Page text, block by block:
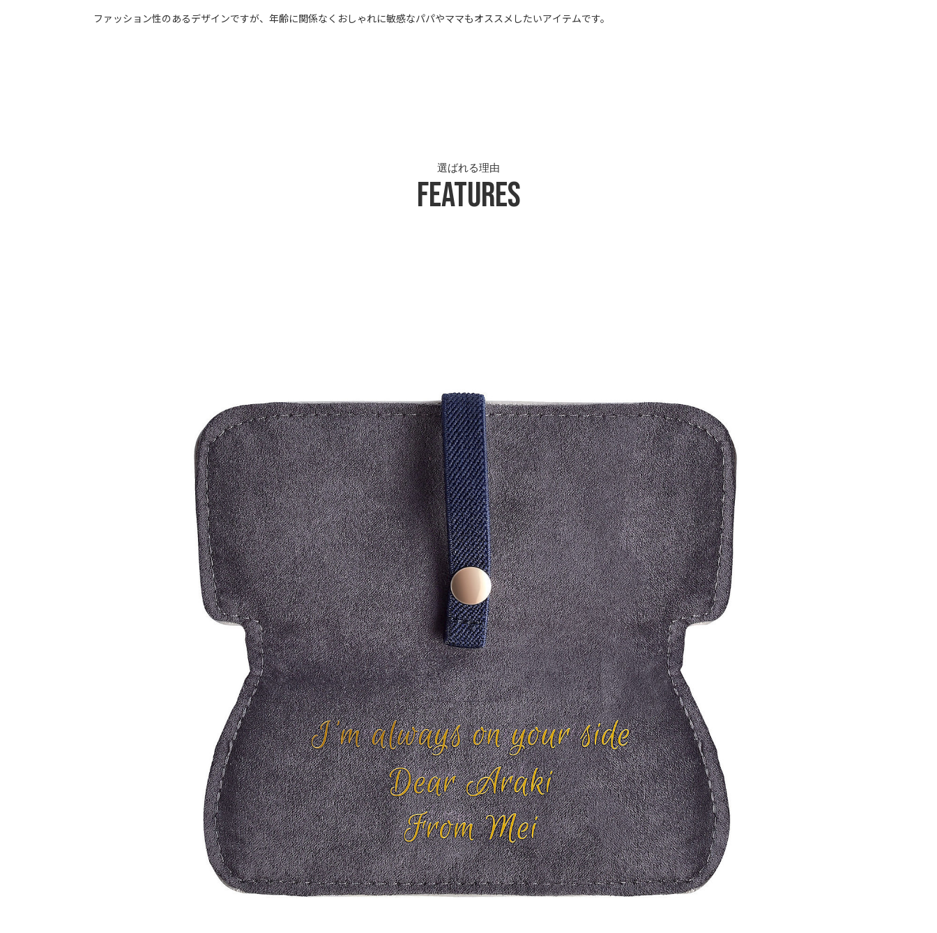
ファッション性のあるデザインですが、年齢に関係なくおしゃれに敏感なパパやママもオススメしたいアイテムです。
Features
選ばれる理由